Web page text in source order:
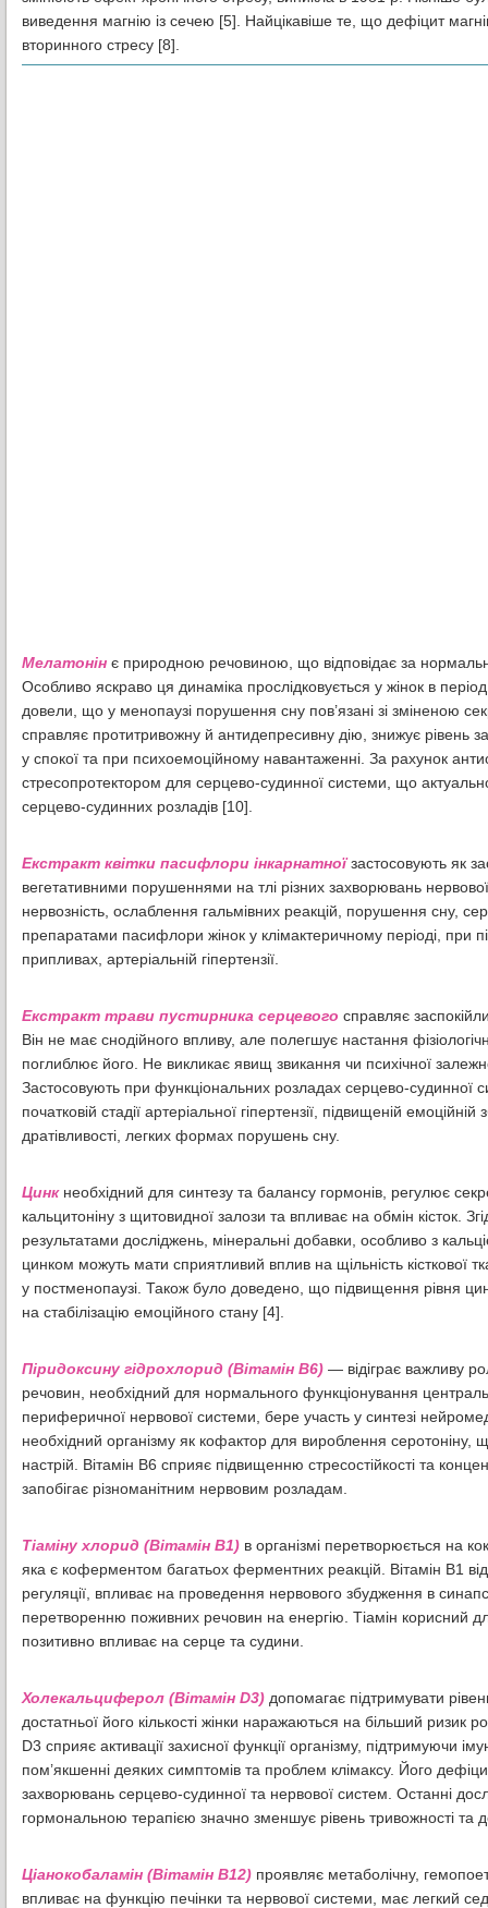
виведення магнію із сечею [5]. Найцікавіше те, що дефіцит
вторинного стресу [8].
Мелатонін є природною речовиною, що відповідає за
Особливо яскраво ця динаміка прослідковується у жінок в
довели, що у менопаузі порушення сну пов’язані зі зміненою
справляє протитривожну й антидепресивну дію, знижує рівень
у спокої та при психоемоційному навантаженні. За рахунок
стресопротектором для серцево-судинної системи, що
серцево-судинних розладів [10].
Екстракт квітки пасифлори інкарнатної застосовують як
вегетативними порушеннями на тлі різних захворювань
нервозність, ослаблення гальмівних реакцій, порушення сну,
препаратами пасифлори жінок у клімактеричному періоді, при
припливах, артеріальній гіпертензії.
Екстракт трави пустирника серцевого справляє
Він не має снодійного впливу, але полегшує настання
поглиблює його. Не викликає явищ звикання чи психічної
Застосовують при функціональних розладах серцево-судинної
початковій стадії артеріальної гіпертензії, підвищеній емоційній
дратівливості, легких формах порушень сну.
Цинк необхідний для синтезу та балансу гормонів, регулює
кальцитоніну з щитовидної залози та впливає на обмін кісток.
результатами досліджень, мінеральні добавки, особливо з
цинком можуть мати сприятливий вплив на щільність кісткової
у постменопаузі. Також було доведено, що підвищення рівня
на стабілізацію емоційного стану [4].
Піридоксину гідрохлорид (Вітамін В6) — відіграє важливу
речовин, необхідний для нормального функціонування
периферичної нервової системи, бере участь у синтезі
необхідний організму як кофактор для вироблення серотоніну,
настрій. Вітамін В6 сприяє підвищенню стресостійкості та
запобігає різноманітним нервовим розладам.
Тіаміну хлорид (Вітамін В1) в організмі перетворюється на
яка є коферментом багатьох ферментних реакцій. Вітамін В1
регуляції, впливає на проведення нервового збудження в
перетворенню поживних речовин на енергію. Тіамін корисний
позитивно впливає на серце та судини.
Холекальциферол (Вітамін D3) допомагає підтримувати
достатньої його кількості жінки наражаються на більший ризик
D3 сприяє активації захисної функції організму, підтримуючи
пом’якшенні деяких симптомів та проблем клімаксу. Його
захворювань серцево-судинної та нервової систем. Останні
гормональною терапією значно зменшує рівень тривожності та
Ціанокобаламін (Вітамін В12) проявляє метаболічну,
впливає на функцію печінки та нервової системи, має легкий